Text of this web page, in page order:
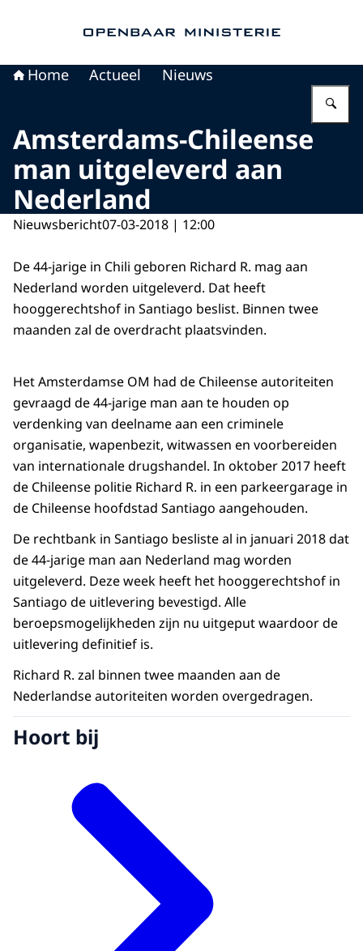
Home Actueel Nieuws
Amsterdams-Chileense
man uitgeleverd aan
Nederland
Nieuwsbericht07-03-2018 | 12:00
De 44-jarige in Chili geboren Richard R. mag aan
Nederland worden uitgeleverd. Dat heeft
hooggerechtshof in Santiago beslist. Binnen twee
maanden zal de overdracht plaatsvinden.
Het Amsterdamse OM had de Chileense autoriteiten
gevraagd de 44-jarige man aan te houden op
verdenking van deelname aan een criminele
organisatie, wapenbezit, witwassen en voorbereiden
van internationale drugshandel. In oktober 2017 heeft
de Chileense politie Richard R. in een parkeergarage in
de Chileense hoofdstad Santiago aangehouden.
De rechtbank in Santiago besliste al in januari 2018 dat
de 44-jarige man aan Nederland mag worden
uitgeleverd. Deze week heeft het hooggerechtshof in
Santiago de uitlevering bevestigd. Alle
beroepsmogelijkheden zijn nu uitgeput waardoor de
uitlevering definitief is.
Richard R. zal binnen twee maanden aan de
Nederlandse autoriteiten worden overgedragen.
Hoort bij